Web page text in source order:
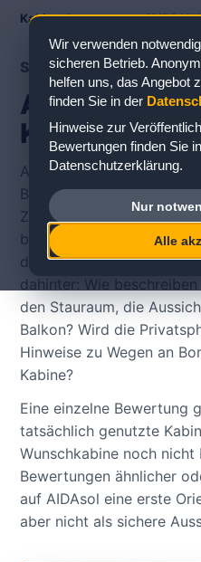
Kabinenbewertungen/AIDA/
SCHIFFS- UND
AIDAsol
Auf der Schiffsseite zu
Bewertungen zu
Zusammenhang mit Deck,
betrachten. Für die
die Kategorie zu lesen,
dahinter: Wie
den Stauraum, die
Balkon? Wird die
Hinweise zu Wegen an
Kabine?
Eine einzelne Bewertung
tatsächlich genutzte
Wunschkabine noch
Bewertungen ähnlicher
auf AIDAsol eine erste
aber nicht als sichere
Wir verwenden
sicheren Betrieb.
helfen uns, das Angebot
finden Sie in der
Hinweise zur
Bewertungen finden Sie
Datenschutzerklärung.
Nur
Alle